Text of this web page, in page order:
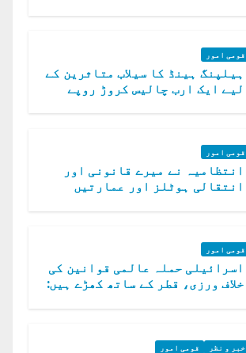
قومی امور
ہیلپنگ ہینڈ کا سیلاب متاثرین کے
لیے ایک ارب چالیس کروڑ روپے
قومی امور
انتظامیہ نے میرے قانونی اور
انتقالی ہوٹلز اور عمارتیں
قومی امور
اسرائیلی حملہ عالمی قوانین کی
خلاف ورزی، قطر کے ساتھ کھڑے ہیں:
خبر و نظر قومی امور